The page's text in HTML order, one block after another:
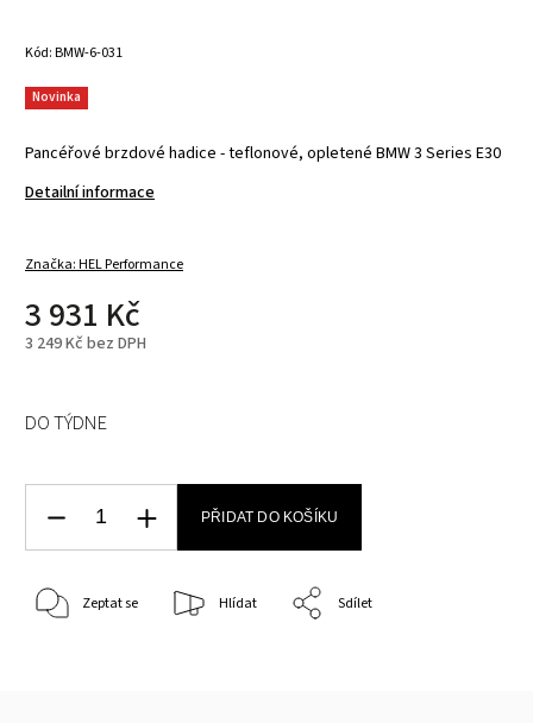
Kód:BMW-6-031
Pancéřové brzdové hadice - teflonové, opletené BMW 3 Series E30
Detailní informace
Novinka
Značka:HEL Performance
3 931 Kč
3 249 Kč bez DPH
DO TÝDNE
PŘIDAT DO KOŠÍKU
Zeptat se Hlídat Sdílet